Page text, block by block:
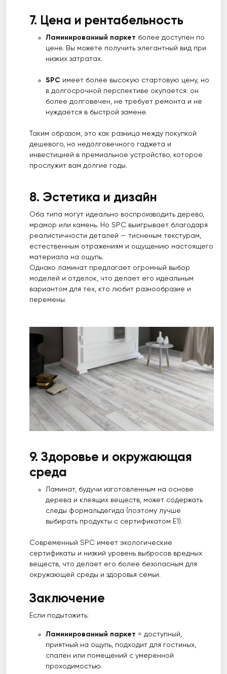
7. Цена и рентабельность
Ламинированный паркет более доступен по
цене. Вы можете получить элегантный вид при
низких затратах.
SPC имеет более высокую стартовую цену, но
в долгосрочной перспективе окупается: он
более долговечен, не требует ремонта и не
нуждается в быстрой замене.
Таким образом, это как разница между покупкой
дешевого, но недолговечного гаджета и
инвестицией в премиальное устройство, которое
прослужит вам долгие годы.
8. Эстетика и дизайн
Оба типа могут идеально воспроизводить дерево,
мрамор или камень. Но SPC выигрывает благодаря
реалистичности деталей — тисненым текстурам,
естественным отражениям и ощущению настоящего
материала на ощупь.
Однако ламинат предлагает огромный выбор
моделей и отделок, что делает его идеальным
вариантом для тех, кто любит разнообразие и
перемены.
9. Здоровье и окружающая
среда
Ламинат, будучи изготовленным на основе
дерева и клеящих веществ, может содержать
следы формальдегида (поэтому лучше
выбирать продукты с сертификатом E1).
Современный SPC имеет экологические
сертификаты и низкий уровень выбросов вредных
веществ, что делает его более безопасным для
окружающей среды и здоровья семьи.
Заключение
Если подытожить:
Ламинированный паркет = доступный,
приятный на ощупь, подходит для гостиных,
спален или помещений с умеренной
проходимостью.